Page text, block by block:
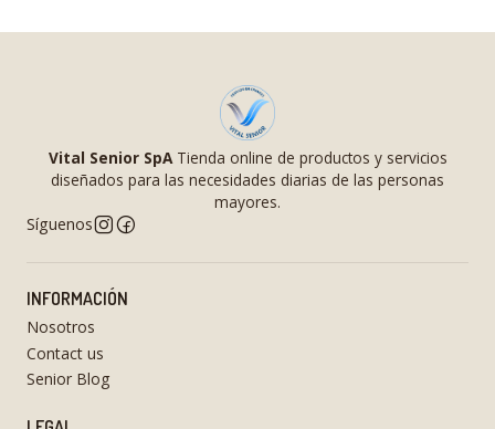
Vital Senior SpATienda online de productos y servicios
diseñados para las necesidades diarias de las personas
mayores.
Síguenos
INFORMACIÓN
Nosotros
Contact us
Senior Blog